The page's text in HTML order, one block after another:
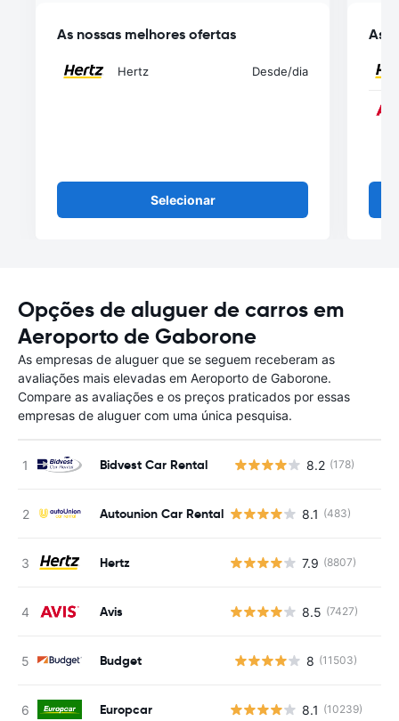
As nossas melhores ofertas
Hertz Desde/dia
Selecionar
As
Opções de aluguer de carros em
Aeroporto de Gaborone
As empresas de aluguer que se seguem receberam as
avaliações mais elevadas em Aeroporto de Gaborone.
Compare as avaliações e os preços praticados por essas
empresas de aluguer com uma única pesquisa.
Bidvest Car Rental 8.2 (178)
Autounion Car Rental 8.1 (483)
Hertz 7.9 (8807)
Avis 8.5 (7427)
Budget 8 (11503)
Europcar 8.1 (10239)